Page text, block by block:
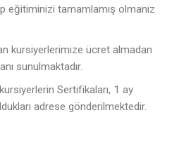
eğitiminizi tamamlamış olmanız
kursiyerlerimize ücret almadan
sunulmaktadır.
Sertifikaları, 1 ay
adrese gönderilmektedir.